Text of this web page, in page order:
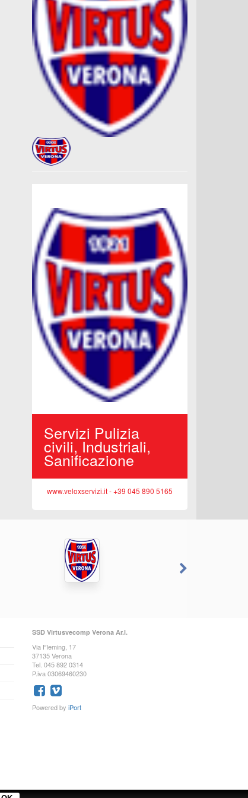
Servizi Pulizia
civili, Industriali,
Sanificazione
www.veloxservizi.it - +39 045 890 5165
SSD Virtusvecomp Verona Ar.l.
Via Fleming, 17
37135 Verona
Tel. 045 892 0314
P.iva 03069460230
Powered by iPort